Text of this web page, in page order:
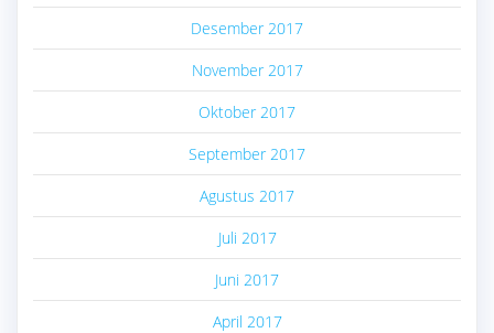
Desember 2017
November 2017
Oktober 2017
September 2017
Agustus 2017
Juli 2017
Juni 2017
April 2017